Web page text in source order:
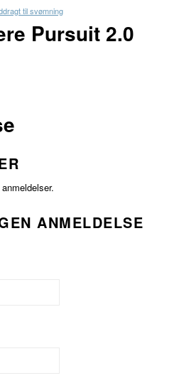
til svømning
Pursuit 2.0
ANMELDELSE